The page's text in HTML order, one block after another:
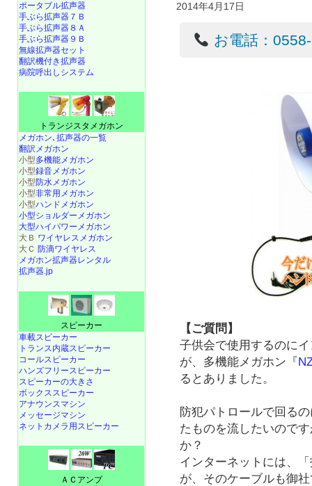
2014年4月17日
お電話：
【ご質問】
子供会で使用するのに
が、多機能メガホン『
るとありました。
防犯パトロールで回る
たものを流したいので
か？
インターネットには、
が、そのケーブルも御
ポータブル拡声器
手ぶら拡声器７Ｂ
手ぶら拡声器８Ａ
手ぶら拡声器９Ｂ
無線拡声器セット
翻訳機付き拡声器
病院呼出しシステム
トランジスタメガホン
メガホン､拡声器の一覧
翻訳メガホン
小型多機能メガホン
小型録音メガホン
小型防水メガホン
小型非常用メガホン
小型ハンドメガホン
小型ショルダーメガホン
大型ハイパワーメガホン
大Ｂ ワイヤレスメガホン
大Ｃ 防滴ワイヤレス
メガホン拡声器レンタル
拡声器.jp
スピーカー
車載スピーカー
トランス内蔵スピーカー
コールスピーカー
ハンズフリースピーカー
スピーカーの大きさ
ボックススピーカー
アナウンスマシン
メッセージマシン
ネットカメラ用スピーカー
ＡＣアンプ